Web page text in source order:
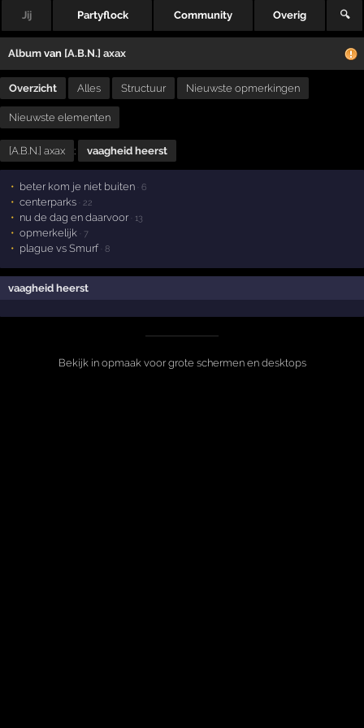
Jij Partyflock Community Overig 🔍
Album van [A.B.N.] axax
Overzicht Alles Structuur Nieuwste opmerkingen
Nieuwste elementen
[A.B.N.] axax : vaagheid heerst
beter kom je niet buiten · 6
centerparks · 22
nu de dag en daarvoor · 13
opmerkelijk · 7
plague vs Smurf · 8
vaagheid heerst
Bekijk in opmaak voor grote schermen en desktops